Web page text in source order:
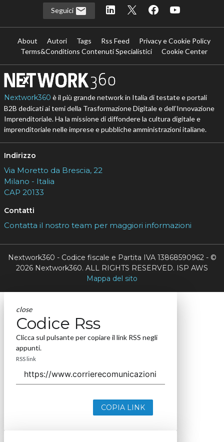
Seguici
About Autori Tags Rss Feed
Privacy e Cookie Policy
Terms&Conditions Contenuti Specialistici
Cookie Center
Nextwork360 è il più grande network in Italia di testate e portali
B2B dedicati ai temi della Trasformazione Digitale e dell’Innovazione
Imprenditoriale. Ha la missione di diffondere la cultura digitale e
imprenditoriale nelle imprese e pubbliche amministrazioni italiane.
Indirizzo
Via Moretto da Brescia, 22
Milano - Italia
CAP 20133
Contatti
Contatta il nostro team per maggiori informazioni
Nextwork360 - Codice fiscale e Partita IVA 13868590962 - ©
2026 Nextwork360. ALL RIGHTS RESERVED. ISP AWS
Mappa del sito
close
Codice Rss
Clicca sul pulsante per copiare il link RSS negli
appunti.
RSS link
COPIA LINK